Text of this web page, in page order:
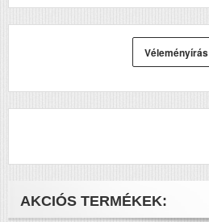
Véleményírás
AKCIÓS TERMÉKEK: